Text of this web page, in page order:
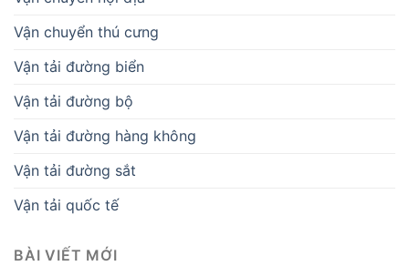
Vận chuyển thú cưng
Vận tải đường biển
Vận tải đường bộ
Vận tải đường hàng không
Vận tải đường sắt
Vận tải quốc tế
BÀI VIẾT MỚI